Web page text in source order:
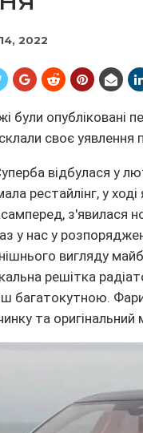
2022
були опубліковані
своє уявлення
відбулася у
рестайлінг, у
з'явилася
у нас у
вигляду
решітка
багатокутною.
та